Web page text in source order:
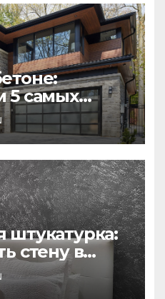
5 самых
штукатурка:
стену в